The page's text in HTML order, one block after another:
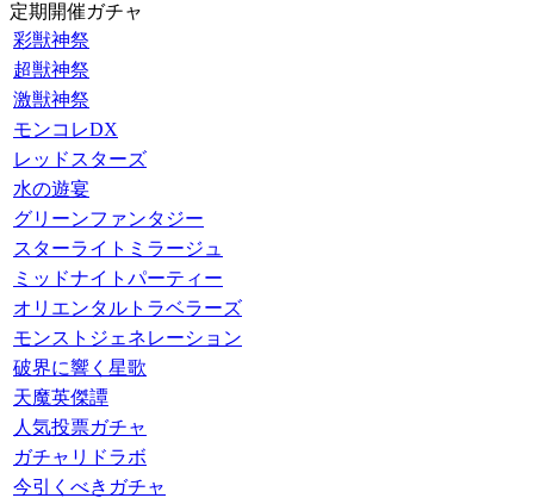
定期開催ガチャ
彩獣神祭
超獣神祭
激獣神祭
モンコレDX
レッドスターズ
水の遊宴
グリーンファンタジー
スターライトミラージュ
ミッドナイトパーティー
オリエンタルトラベラーズ
モンストジェネレーション
破界に響く星歌
天魔英傑譚
人気投票ガチャ
ガチャリドラボ
今引くべきガチャ